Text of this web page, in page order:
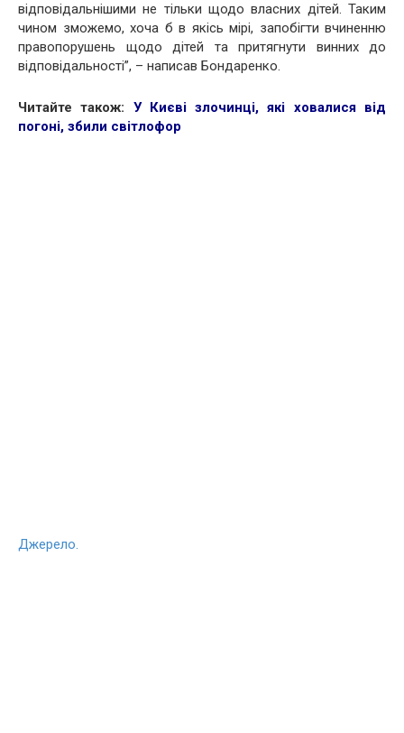
відповідальнішими не тільки щодо власних дітей. Таким
чином зможемо, хоча б в якісь мірі, запобігти вчиненню
правопорушень щодо дітей та притягнути винних до
відповідальності”, – написав Бондаренко.
Читайте також: У Києві злочинці, які ховалися від
погоні, збили світлофор
Джерело.